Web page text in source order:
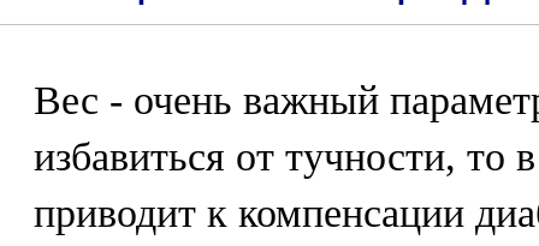
Вес - очень важный
избавиться от тучности, то
приводит к компенсации